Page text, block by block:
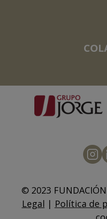
© 2023 FUNDACIÓN
Legal | Política de